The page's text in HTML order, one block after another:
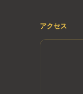
アクセス